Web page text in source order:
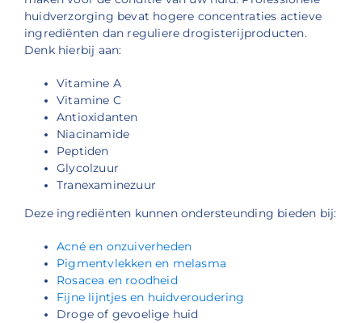
huidverzorging bevat hogere concentraties actieve
ingrediënten dan reguliere drogisterijproducten.
Denk hierbij aan:
Vitamine A
Vitamine C
Antioxidanten
Niacinamide
Peptiden
Glycolzuur
Tranexaminezuur
Deze ingrediënten kunnen ondersteunding bieden bij:
Acné en onzuiverheden
Pigmentvlekken en melasma
Rosacea en roodheid
Fijne lijntjes en huidveroudering
Droge of gevoelige huid